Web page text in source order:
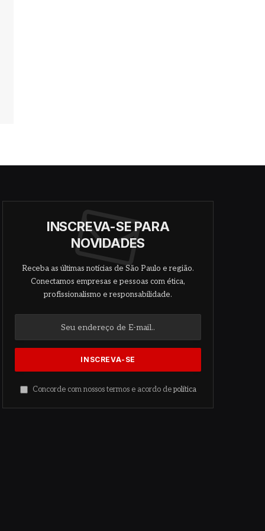
INSCREVA-SE PARA
NOVIDADES
Receba as últimas notícias de São Paulo e região.
Conectamos empresas e pessoas com ética,
profissionalismo e responsabilidade.
Concorde com nossos termos e acordo de política